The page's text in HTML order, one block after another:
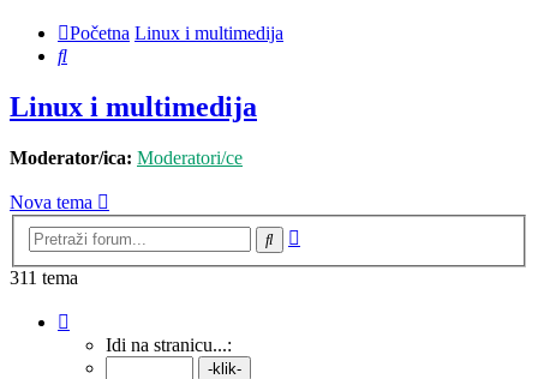
Početna Linux i multimedija
Pretražnik
Linux i multimedija
Moderator/ica: Moderatori/ce
Nova tema
Pretražnik
311 tema
13 .Idi na stranicu...: